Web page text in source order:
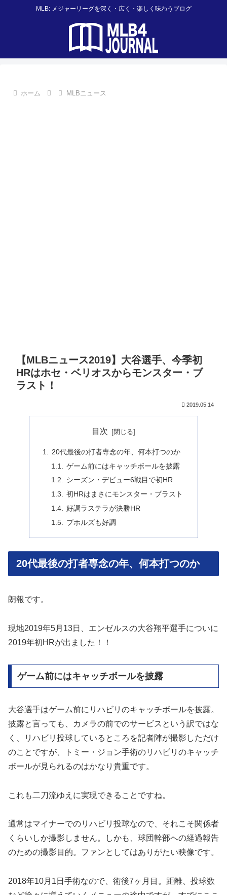
MLB: メジャーリーグを深く・広く・楽しく味わうブログ
ホーム MLBニュース
【MLBニュース2019】大谷選手、今季初
HRはホセ・ベリオスからモンスター・ブ
ラスト！
2019.05.14
目次
20代最後の打者専念の年、何本打つのか
ゲーム前にはキャッチボールを披露
シーズン・デビュー6戦目で初HR
初HRはまさにモンスター・ブラスト
好調ラステラが決勝HR
プホルズも好調
20代最後の打者専念の年、何本打つのか
朗報です。
現地2019年5月13日、エンゼルスの大谷翔平選手についに
2019年初HRが出ました！！
ゲーム前にはキャッチボールを披露
大谷選手はゲーム前にリハビリのキャッチボールを披露。
披露と言っても、カメラの前でのサービスという訳ではな
く、リハビリ投球しているところを記者陣が撮影しただけ
のことですが、トミー・ジョン手術のリハビリのキャッチ
ボールが見られるのはかなり貴重です。
これも二刀流ゆえに実現できることですね。
通常はマイナーでのリハビリ投球なので、それこそ関係者
くらいしか撮影しません。しかも、球団幹部への経過報告
のための撮影目的。ファンとしてはありがたい映像です。
2018年10月1日手術なので、術後7ヶ月目。距離、投球数